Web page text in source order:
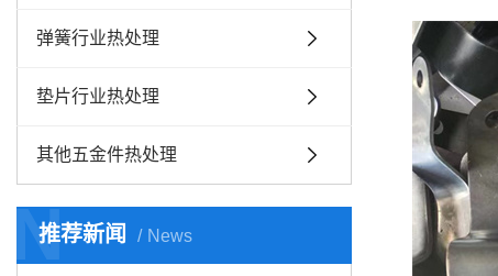
弹簧行业热处理
垫片行业热处理
其他五金件热处理
推荐新闻 News
N